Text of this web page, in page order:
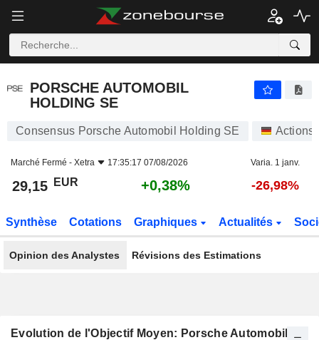
PORSCHE AUTOMOBIL
HOLDING SE
Consensus Porsche Automobil Holding SE Actions
Marché Fermé - Xetra 17:35:17 07/08/2026 Varia. 1 janv.
29,15 EUR +0,38% -26,98%
Synthèse Cotations Graphiques Actualités
Opinion des Analystes Révisions des Estimations
Evolution de l'Objectif Moyen: Porsche Automobil